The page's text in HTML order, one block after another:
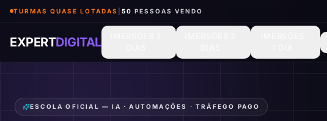
TURMAS QUASE LOTADAS 50 PESSOAS VENDO
EXPERTDIGITAL
ESCOLA OFICIAL — IA · AUTOMAÇÕES · TRÁFEGO PAGO